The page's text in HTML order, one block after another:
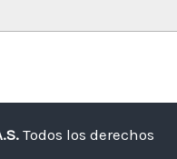
Todos los derechos